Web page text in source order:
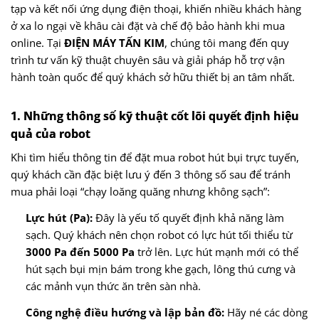
tạp và kết nối ứng dụng điện thoại, khiến nhiều khách hàng
ở xa lo ngại về khâu cài đặt và chế độ bảo hành khi mua
online. Tại ĐIỆN MÁY TẤN KIM, chúng tôi mang đến quy
trình tư vấn kỹ thuật chuyên sâu và giải pháp hỗ trợ vận
hành toàn quốc để quý khách sở hữu thiết bị an tâm nhất.
1. Những thông số kỹ thuật cốt lõi quyết định hiệu
quả của robot
Khi tìm hiểu thông tin để đặt mua robot hút bụi trực tuyến,
quý khách cần đặc biệt lưu ý đến 3 thông số sau để tránh
mua phải loại “chạy loăng quăng nhưng không sạch”:
Lực hút (Pa):Đây là yếu tố quyết định khả năng làm
sạch. Quý khách nên chọn robot có lực hút tối thiểu từ
3000 Pa đến 5000 Pa trở lên. Lực hút mạnh mới có thể
hút sạch bụi mịn bám trong khe gạch, lông thú cưng và
các mảnh vụn thức ăn trên sàn nhà.
Công nghệ điều hướng và lập bản đồ:Hãy né các dòng